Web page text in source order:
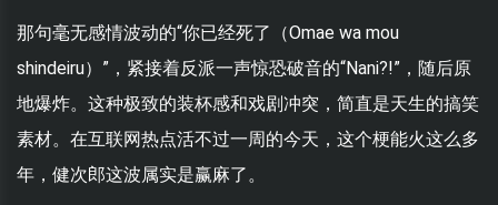
那句毫无感情波动的“你已经死了（Omae wa mou
shindeiru）”，紧接着反派一声惊恐破音的“Nani?!”，随后原
地爆炸。这种极致的装杯感和戏剧冲突，简直是天生的搞笑
素材。在互联网热点活不过一周的今天，这个梗能火这么多
年，健次郎这波属实是赢麻了。